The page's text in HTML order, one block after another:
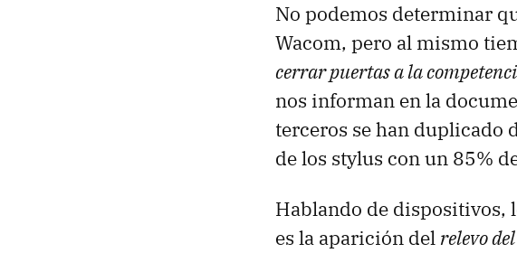
No podemos determinar
Wacom, pero al mismo
cerrar puertas a la
nos informan en la
terceros se han duplicado
de los stylus con un 85%
Hablando de dispositivos,
es la aparición del relevo